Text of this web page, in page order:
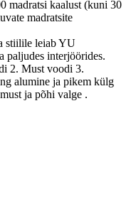
madratsi kaalust (kuni 30
madratsite
stiilile leiab YU
paljudes interjöörides.
2. Must voodi 3.
alumine ja pikem külg
ja põhi valge .